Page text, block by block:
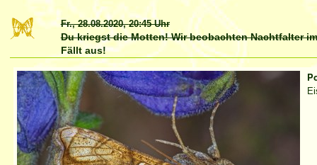
Fr., 28.08.2020,20:45 Uhr
Du kriegst die Motten! Wir beobachten Nachtfalter
Fällt aus!
Artikelaktionen